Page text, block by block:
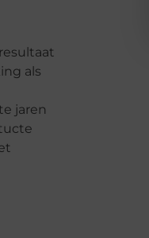
als
jaren